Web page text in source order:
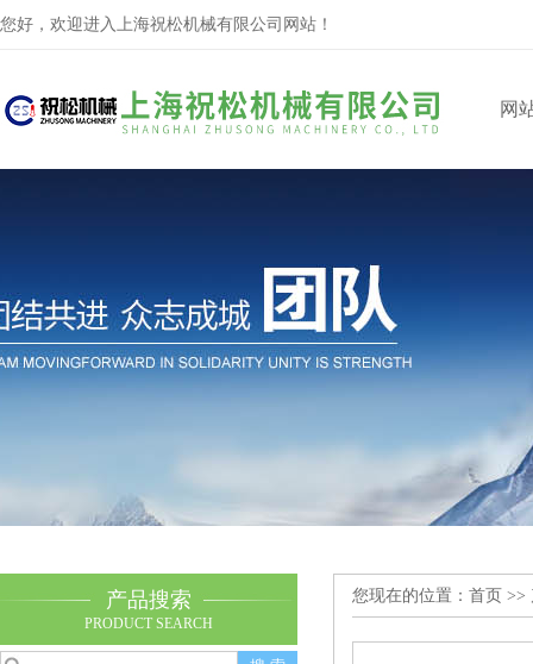
您好，欢迎进入上海祝松机械有限公司网站！
网
产品搜索
PRODUCT SEARCH
您现在的位置： 首页 >>